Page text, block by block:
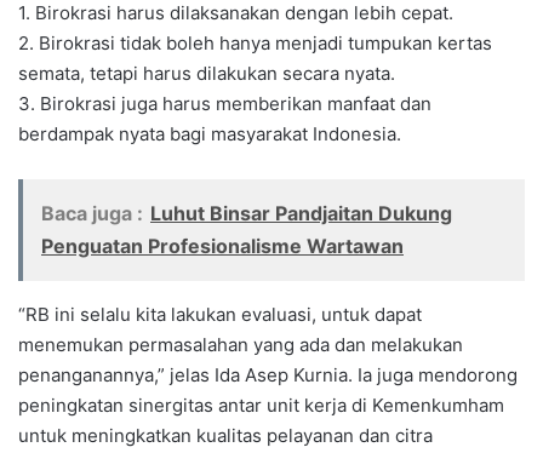
1. Birokrasi harus dilaksanakan dengan lebih cepat.
2. Birokrasi tidak boleh hanya menjadi tumpukan kertas
semata, tetapi harus dilakukan secara nyata.
3. Birokrasi juga harus memberikan manfaat dan
berdampak nyata bagi masyarakat Indonesia.
Baca juga : Luhut Binsar Pandjaitan Dukung
Penguatan Profesionalisme Wartawan
“RB ini selalu kita lakukan evaluasi, untuk dapat
menemukan permasalahan yang ada dan melakukan
penanganannya,” jelas Ida Asep Kurnia. Ia juga mendorong
peningkatan sinergitas antar unit kerja di Kemenkumham
untuk meningkatkan kualitas pelayanan dan citra